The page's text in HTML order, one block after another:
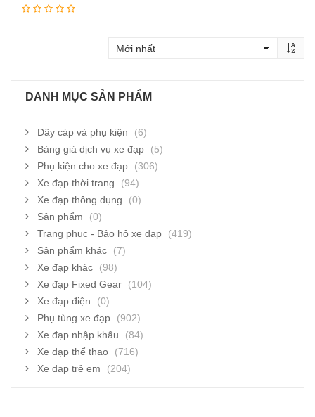
DANH MỤC SẢN PHẨM
Dây cáp và phụ kiện
(6)
Bảng giá dịch vụ xe đạp
(5)
Phụ kiện cho xe đạp
(306)
Xe đạp thời trang
(94)
Xe đạp thông dụng
(0)
Sản phẩm
(0)
Trang phục - Bảo hộ xe đạp
(419)
Sản phẩm khác
(7)
Xe đạp khác
(98)
Xe đạp Fixed Gear
(104)
Xe đạp điện
(0)
Phụ tùng xe đạp
(902)
Xe đạp nhập khẩu
(84)
Xe đạp thể thao
(716)
Xe đạp trẻ em
(204)